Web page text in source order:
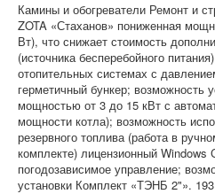
Камины и обогреватели Ремонт и
ZOTA «Стаханов» пониженная
Вт), что снижает стоимость
(источника бесперебойного
отопительных системах с
герметичный бункер; возможность
мощностью от 3 до 15 кВт с
мощности котла); возможность
резервного топлива (работа в
комплекте) лицензионный Windows
погодозависимое управление;
установки Комплект «ТЭНБ 2"».